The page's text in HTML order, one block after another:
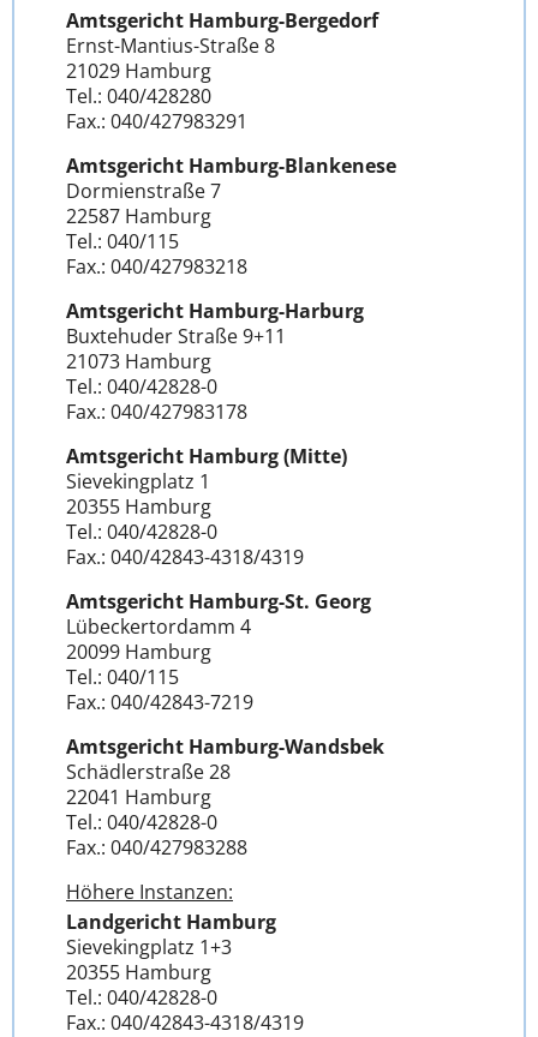
Amtsgericht Hamburg-Bergedorf
Ernst-Mantius-Straße 8
21029 Hamburg
Tel.: 040/428280
Fax.: 040/427983291
Amtsgericht Hamburg-Blankenese
Dormienstraße 7
22587 Hamburg
Tel.: 040/115
Fax.: 040/427983218
Amtsgericht Hamburg-Harburg
Buxtehuder Straße 9+11
21073 Hamburg
Tel.: 040/42828-0
Fax.: 040/427983178
Amtsgericht Hamburg (Mitte)
Sievekingplatz 1
20355 Hamburg
Tel.: 040/42828-0
Fax.: 040/42843-4318/4319
Amtsgericht Hamburg-St. Georg
Lübeckertordamm 4
20099 Hamburg
Tel.: 040/115
Fax.: 040/42843-7219
Amtsgericht Hamburg-Wandsbek
Schädlerstraße 28
22041 Hamburg
Tel.: 040/42828-0
Fax.: 040/427983288
Höhere Instanzen:
Landgericht Hamburg
Sievekingplatz 1+3
20355 Hamburg
Tel.: 040/42828-0
Fax.: 040/42843-4318/4319